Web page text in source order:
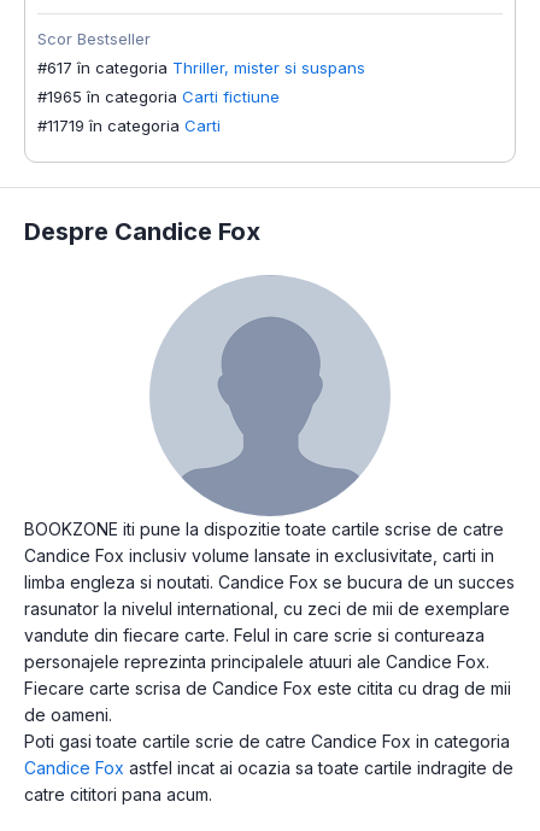
Scor Bestseller
#617 în categoria Thriller, mister si suspans
#1965 în categoria Carti fictiune
#11719 în categoria Carti
Despre Candice Fox
BOOKZONE iti pune la dispozitie toate cartile scrise de catre
Candice Fox inclusiv volume lansate in exclusivitate, carti in
limba engleza si noutati. Candice Fox se bucura de un succes
rasunator la nivelul international, cu zeci de mii de exemplare
vandute din fiecare carte. Felul in care scrie si contureaza
personajele reprezinta principalele atuuri ale Candice Fox.
Fiecare carte scrisa de Candice Fox este citita cu drag de mii
de oameni.
Poti gasi toate cartile scrie de catre Candice Fox in categoria
Candice Fox astfel incat ai ocazia sa toate cartile indragite de
catre cititori pana acum.